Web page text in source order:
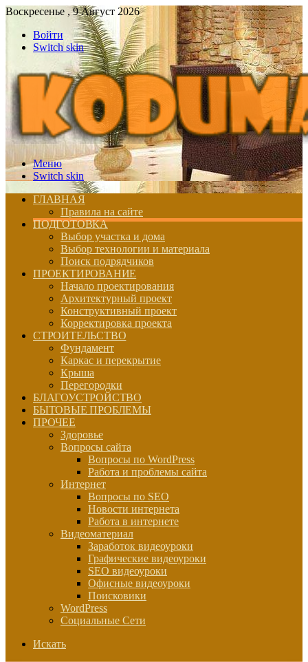
Воскресенье , 9 Август 2026
Войти
Switch skin
Меню
Switch skin
ГЛАВНАЯ
Правила на сайте
ПОДГОТОВКА
Выбор участка и дома
Выбор технологии и материала
Поиск подрядчиков
ПРОЕКТИРОВАНИЕ
Начало проектирования
Архитектурный проект
Конструктивный проект
Корректировка проекта
СТРОИТЕЛЬСТВО
Фундамент
Каркас и перекрытие
Крыша
Перегородки
БЛАГОУСТРОЙСТВО
БЫТОВЫЕ ПРОБЛЕМЫ
ПРОЧЕЕ
Здоровье
Вопросы сайта
Вопросы по WordPress
Работа и проблемы сайта
Интернет
Вопросы по SEO
Новости интернета
Работа в интернете
Видеоматериал
Заработок видеоуроки
Графические видеоуроки
SEO видеоуроки
Офисные видеоуроки
Поисковики
WordPress
Социальные Сети
Искать